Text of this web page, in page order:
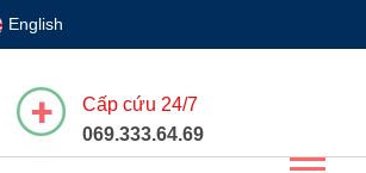
English
Cấp cứu 24/7
069.333.64.69